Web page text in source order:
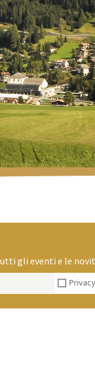
gli eventi e le
Privacy